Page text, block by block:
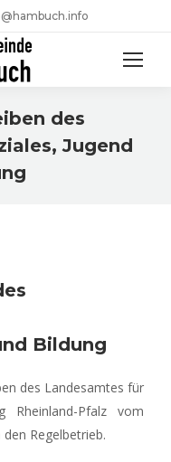
des
Jugend
Bildung
des Landesamtes für
Rheinland-Pfalz vom
Regelbetrieb.